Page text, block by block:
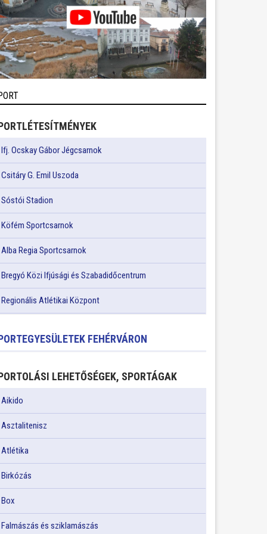
Ifj. Ocskay Gábor Jégcsarnok
Csitáry G. Emil Uszoda
Sóstói Stadion
Köfém Sportcsarnok
Alba Regia Sportcsarnok
Bregyó Közi Ifjúsági és Szabadidőcentrum
Regionális Atlétikai Központ
FEHÉRVÁRON
LEHETŐSÉGEK, SPORTÁGAK
Aikido
Asztalitenisz
Atlétika
Birkózás
Box
Falmászás és sziklamászás